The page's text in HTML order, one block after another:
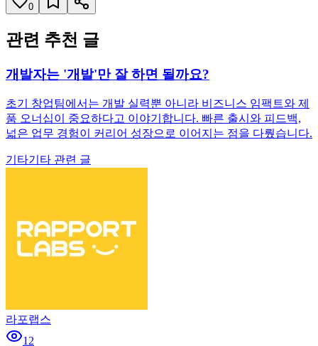
0
관련 추천 글
개발자는 '개발'만 잘 하면 될까요?
초기 창업팀에서는 개발 실력뿐 아니라 비즈니스 임팩트와 제
품 오너십이 중요하다고 이야기합니다. 빠른 출시와 피드백,
넓은 업무 경험이 커리어 성장으로 이어지는 점을 다뤘습니다.
기타기타 관련 글
라포랩스
12